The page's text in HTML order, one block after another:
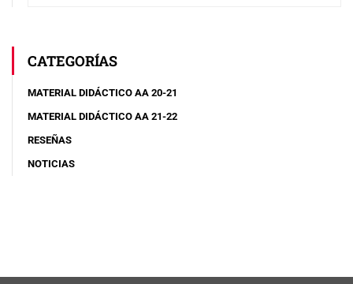
CATEGORÍAS
MATERIAL DIDÁCTICO AA 20-21
MATERIAL DIDÁCTICO AA 21-22
RESEÑAS
NOTICIAS